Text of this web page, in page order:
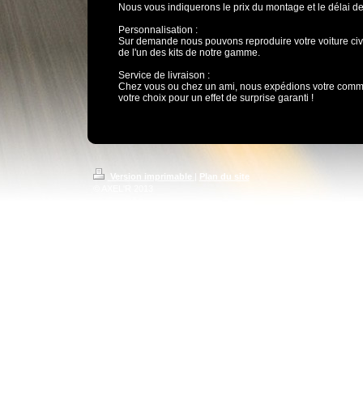
Nous vous indiquerons le prix du montage et le délai
Personnalisation :
Sur demande nous pouvons reproduire votre voiture
de l'un des kits de notre gamme.
Service de livraison :
Chez vous ou chez un ami, nous expédions votre
votre choix pour un effet de surprise garanti !
Version imprimable | Plan du site